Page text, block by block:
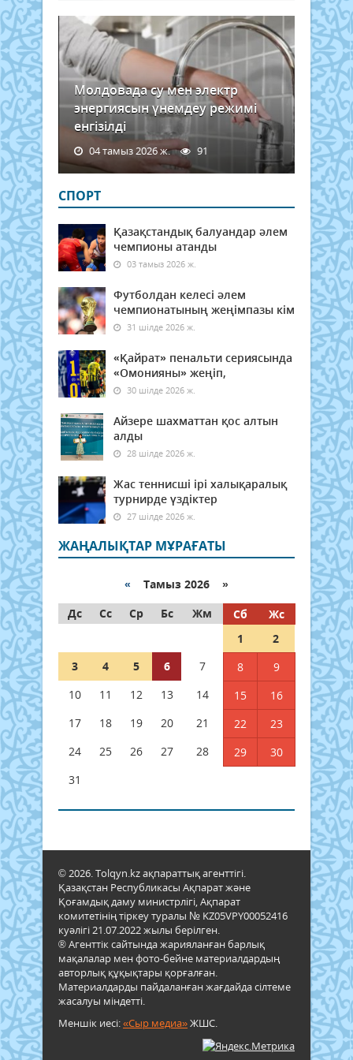
Молдовада су мен электр
энергиясын үнемдеу режимі
енгізілді
04 тамыз 2026 ж. 91
СПОРТ
Қазақстандық балуандар әлем
чемпионы атанды
03 тамыз 2026 ж.
Футболдан келесі әлем
чемпионатының жеңімпазы кім
31 шілде 2026 ж.
«Қайрат» пенальти сериясында
«Омонияны» жеңіп,
30 шілде 2026 ж.
Айзере шахматтан қос алтын
алды
28 шілде 2026 ж.
Жас теннисші ірі халықаралық
турнирде үздіктер
27 шілде 2026 ж.
ЖАҢАЛЫҚТАР МҰРАҒАТЫ
« Тамыз 2026 »
Дс
Сс Ср Бс Жм Сб
Жс
1
2
3
4 5 6 7 8
9
10
11 12 13 14 15
16
17
18 19 20 21 22
23
24
25 26 27 28 29
30
31
© 2026. Tolqyn.kz ақпараттық агенттігі.
Қазақстан Республикасы Ақпарат және
Қоғамдық даму министрлігі, Ақпарат
комитетінің тіркеу туралы № KZ05VPY00052416
куәлігі 21.07.2022 жылы берілген.
® Агенттік сайтында жарияланған барлық
мақалалар мен фото-бейне материалдардың
авторлық құқықтары қорғалған.
Материалдарды пайдаланған жағдайда сілтеме
жасалуы міндетті.
Меншік иесі:«Сыр медиа»ЖШС.